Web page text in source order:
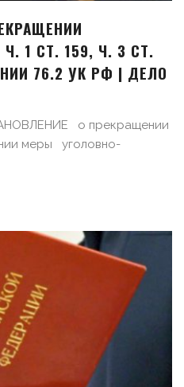
1 СТ. 159, Ч. 3 СТ.
76.2 УК РФ | ДЕЛО
о прекращении
меры уголовно-